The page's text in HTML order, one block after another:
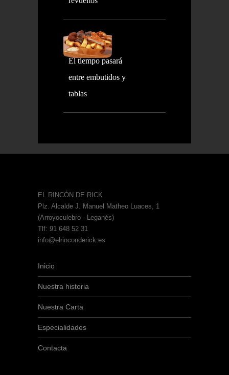
El tiempo pasará
entre embutidos y
tablas
EL RINCÓN DE RICK
Plz. Alcalde J. Manuel Matheo Luaces, 1
(Arroyoculebro - Leganés)
Tlf: 91 648 52 31
info@elrinconderick.es
Inicio
Nuestra historia
Nuestra Carta
Especialidades
Contacta